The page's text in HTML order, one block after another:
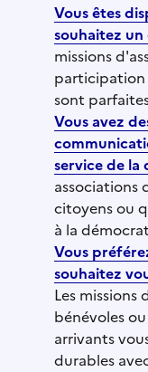
Vous êtes
souhaitez
missions
participation
sont
Vous avez
service de la
associations
citoyens ou
à la
Vous
souhaitez
Les
bénévoles
arrivants
durables